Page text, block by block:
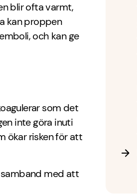
blir ofta varmt,
kan proppen
och kan ge
som det
inte göra inuti
ökar risken för att
samband med att